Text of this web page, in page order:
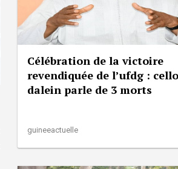
Célébration de la victoire
revendiquée de l’ufdg :
dalein parle de 3 morts
guineeactuelle